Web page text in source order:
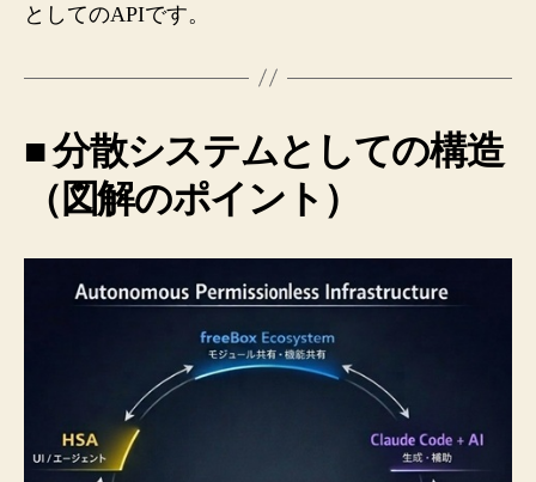
としてのAPIです。
■ 分散システムとしての構造
（図解のポイント）